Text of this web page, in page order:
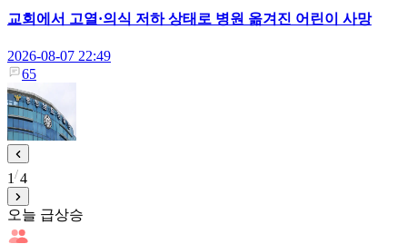
교회에서 고열·의식 저하 상태로 병원 옮겨진 어린이 사망
2026-08-07 22:49
65
1 4
오늘 급상승